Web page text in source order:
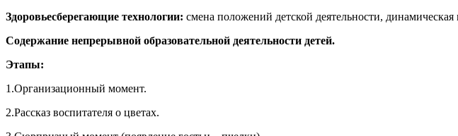
Здоровьесберегающие технологии: смена положений детской деятельности, динамическая
Содержание непрерывной образовательной деятельности детей.
Этапы:
1.Организационный момент.
2.Рассказ воспитателя о цветах.